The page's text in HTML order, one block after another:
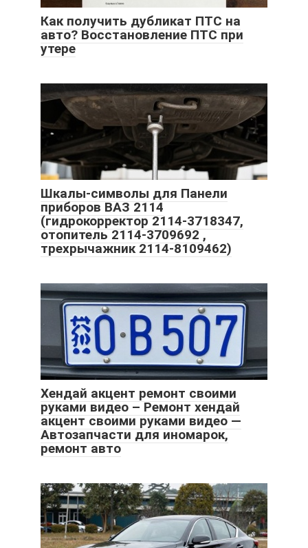
Как получить дубликат ПТС на
авто? Восстановление ПТС при
утере
Шкалы-символы для Панели
приборов ВАЗ 2114
(гидрокорректор 2114-3718347,
отопитель 2114-3709692 ,
трехрычажник 2114-8109462)
Хендай акцент ремонт своими
руками видео – Ремонт хендай
акцент своими руками видео —
Автозапчасти для иномарок,
ремонт авто